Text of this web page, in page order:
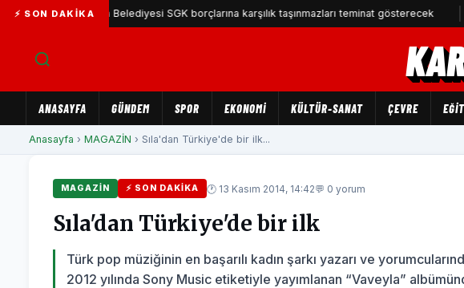
⚡ SON DAKIKA
Karşıyaka Belediyesi SGK borçlarına karşılık taşınmazları teminat gösterecek
ANASAYFA GÜNDEM SPOR EKONOMİ KÜLTÜR-SANAT ÇEVRE
Anasayfa › MAGAZİN › Sıla'dan Türkiye'de bir ilk...
MAGAZİN ⚡ SON DAKIKA 🕐 13 Kasım 2014, 14:42💬 0 yorum
Sıla'dan Türkiye'de bir ilk
Türk pop müziğinin en başarılı kadın şarkı yazarı ve
2012 yılında Sony Music etiketiyle yayımlanan “Vaveyla”